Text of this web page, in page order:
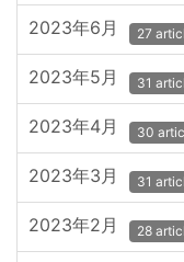
2023年6月 27
2023年5月 31
2023年4月 30
2023年3月 31
2023年2月 28